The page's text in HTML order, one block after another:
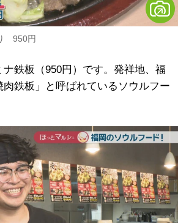
950円
鉄板（950円）です。発祥地、福
肉鉄板」と呼ばれているソウルフー